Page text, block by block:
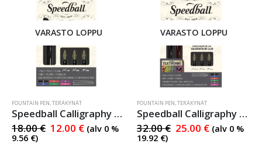
VARASTO LOPPU
FOUNTAIN PEN,TERÄKYNÄT
Speedball Calligraphy Set
18.00€ 12.00 € (alv 0 %
9.56 €)
VARASTO LOPPU
FOUNTAIN PEN,TERÄKYNÄT
Speedball Calligraphy Set + Textbook
32.00€ 25.00 € (alv 0 %
19.92 €)